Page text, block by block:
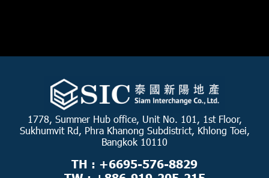
1778, Summer Hub office, Unit No. 101, 1st Floor,
Sukhumvit Rd, Phra Khanong Subdistrict, Khlong Toei,
Bangkok 10110
TH : +6695-576-8829